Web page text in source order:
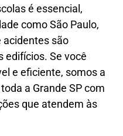
é essencial,
como São Paulo,
acidentes são
edifícios. Se você
e eficiente, somos a
a Grande SP com
que atendem às